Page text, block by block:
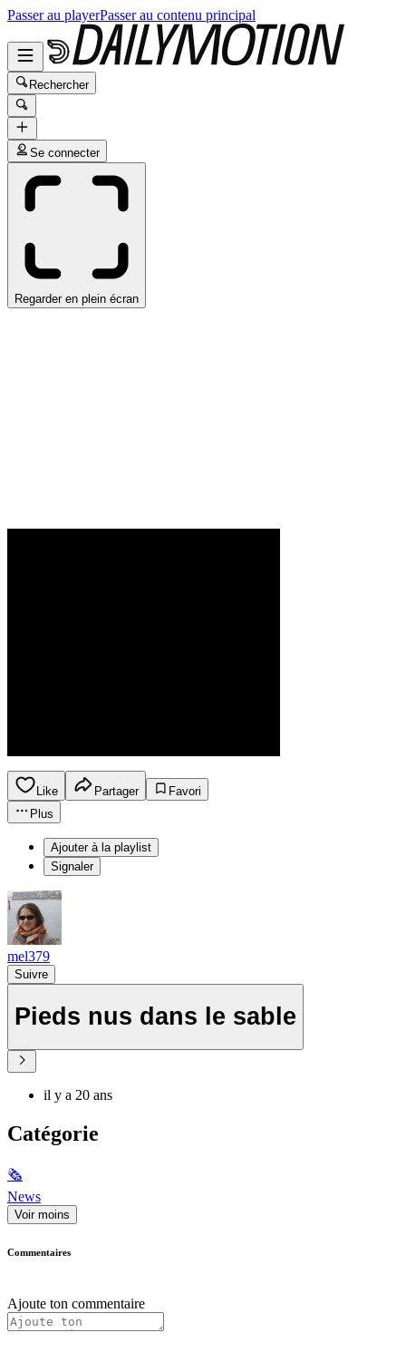
Passer au playerPasser au contenu principal
Rechercher
Se connecter
Regarder en plein écran
Like Partager
Favori
Plus
Ajouter à la playlist
Signaler
mel379
Suivre
Pieds nus dans le sable
il y a 20 ans
Catégorie
🗞
News
Voir moins
Commentaires
Ajoute ton commentaire